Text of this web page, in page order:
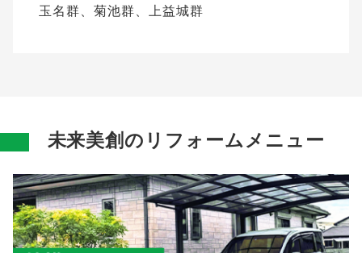
玉名群、菊池群、上益城群
未来美創のリフォームメニュー